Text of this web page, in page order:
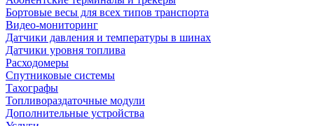
Бортовые весы для всех типов транспорта
Видео-мониторинг
Датчики давления и температуры в шинах
Датчики уровня топлива
Расходомеры
Спутниковые системы
Тахографы
Топливораздаточные модули
Дополнительные устройства